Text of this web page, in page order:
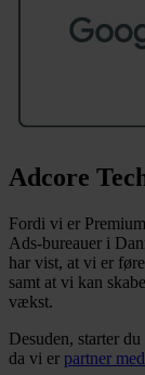
Adcore
Fordi vi er
Ads-bureauer i
har vist, at vi er
samt at vi kan
vækst.
Desuden, starter
da vi er partner